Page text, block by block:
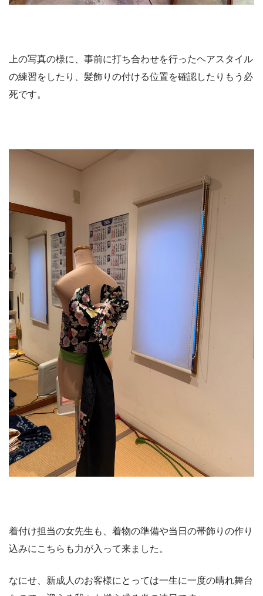
上の写真の様に、事前に打ち合わせを行ったヘアスタイル
の練習をしたり、髪飾りの付ける位置を確認したりもう必
死です。
着付け担当の女先生も、着物の準備や当日の帯飾りの作り
込みにこちらも力が入って来ました。
なにせ、新成人のお客様にとっては一生に一度の晴れ舞台